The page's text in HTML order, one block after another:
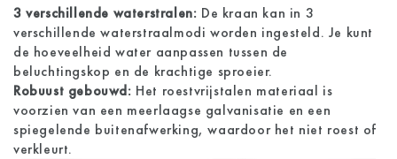
3 verschillende waterstralen: De kraan kan in 3
verschillende waterstraalmodi worden ingesteld. Je kunt
de hoeveelheid water aanpassen tussen de
beluchtingskop en de krachtige sproeier.
Robuust gebouwd: Het roestvrijstalen materiaal is
voorzien van een meerlaagse galvanisatie en een
spiegelende buitenafwerking, waardoor het niet roest of
verkleurt.